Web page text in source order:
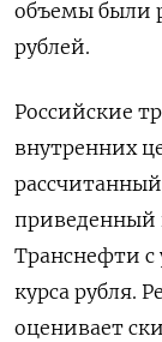
объемы были
рублей.
Российские
внутренних
приведенный
Транснефти с
курса рубля.
оценивает